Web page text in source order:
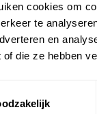
cookies om
te
en
of die ze hebben
Alkorplan
Direct